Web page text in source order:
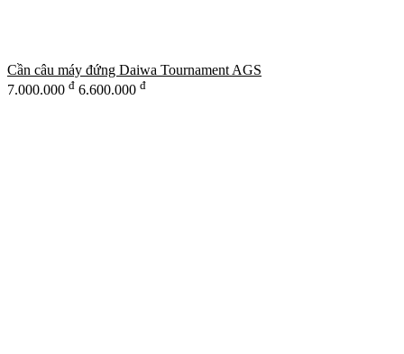
Cần câu máy đứng Daiwa Tournament AGS
7.000.000 đ 6.600.000 đ